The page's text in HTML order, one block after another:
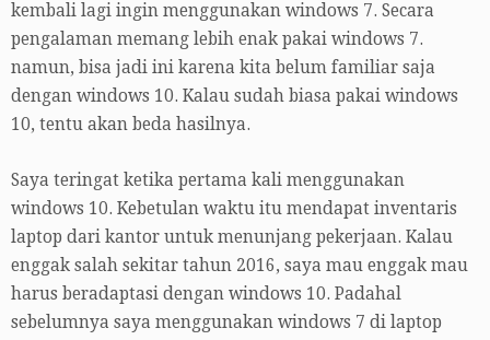
kembali lagi ingin menggunakan windows 7. Secara
pengalaman memang lebih enak pakai windows 7.
namun, bisa jadi ini karena kita belum familiar saja
dengan windows 10. Kalau sudah biasa pakai windows
10, tentu akan beda hasilnya.
Saya teringat ketika pertama kali menggunakan
windows 10. Kebetulan waktu itu mendapat inventaris
laptop dari kantor untuk menunjang pekerjaan. Kalau
enggak salah sekitar tahun 2016, saya mau enggak mau
harus beradaptasi dengan windows 10. Padahal
sebelumnya saya menggunakan windows 7 di laptop